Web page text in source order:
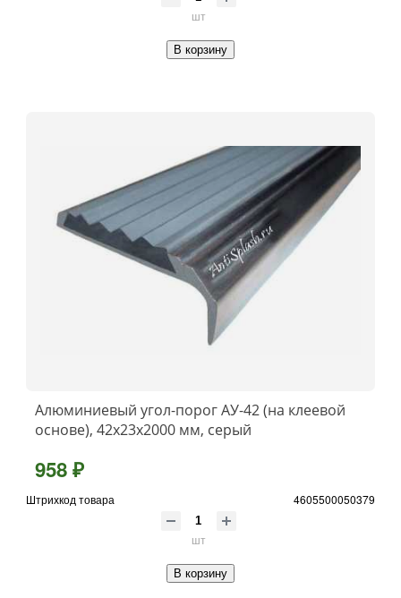
шт
В корзину
Алюминиевый угол-порог АУ-42 (на клеевой
основе), 42x23x2000 мм, серый
958 ₽
Штрихкод товара 4605500050379
шт
В корзину